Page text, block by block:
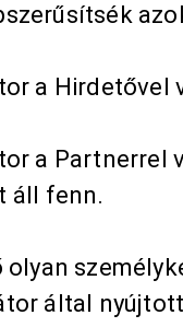
a
a Partnerrel
áll fenn.
olyan
által